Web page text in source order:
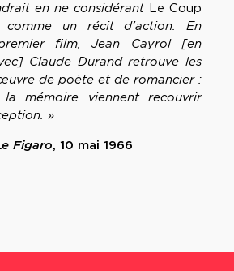
en ne considérant Le Coup
un récit d’action. En
film, Jean Cayrol [en
Claude Durand retrouve les
de poète et de romancier :
mémoire viennent recouvrir
»
Figaro, 10 mai 1966